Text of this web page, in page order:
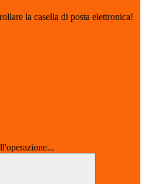
la casella di posta elettronica!